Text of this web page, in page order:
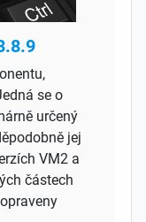
se o
určený
jej
VM2 a
částech